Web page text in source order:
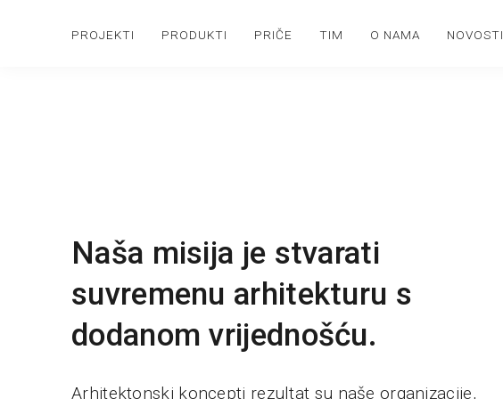
PROJEKTI PRODUKTI PRIČE TIM O NAMA NOVOSTI
Naša misija je stvarati
suvremenu arhitekturu s
dodanom vrijednošću.
Arhitektonski koncepti rezultat su naše organizacije,